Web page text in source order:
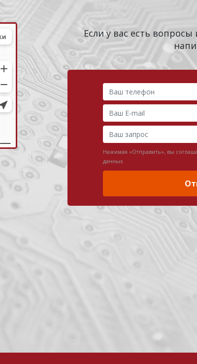
Если у вас есть
Нажимая «Отправить», вы
данных